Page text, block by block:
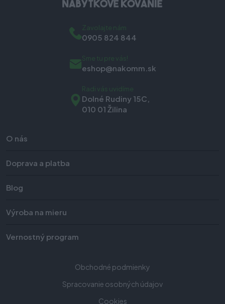
O nás
Doprava a platba
Blog
Výroba na mieru
Vernostný program
Obchodné podmienky
Spracovanie osobných údajov
Cookies
Zavolajte nám
0905 824 844
Sme tu pre vás!
eshop@nakomm.sk
Radi vás uvidíme
Dolné Rudiny 15C,
010 01 Žilina